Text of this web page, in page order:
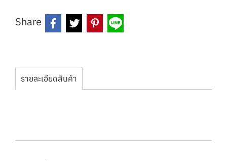
Share
รายละเอียดสินค้า